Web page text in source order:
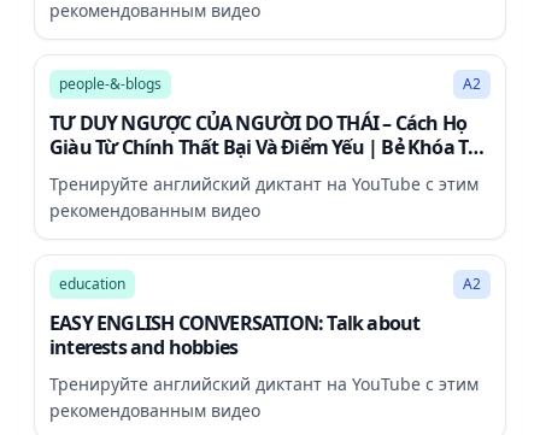
рекомендованным видео
41:04
people-&-blogs A2
TƯ DUY NGƯỢC CỦA NGƯỜI DO THÁI – Cách Họ
Giàu Từ Chính Thất Bại Và Điểm Yếu | Bẻ Khóa Tư
Тренируйте английский диктант на YouTube с этим
рекомендованным видео
9:57
education A2
EASY ENGLISH CONVERSATION: Talk about
interests and hobbies
Тренируйте английский диктант на YouTube с этим
рекомендованным видео